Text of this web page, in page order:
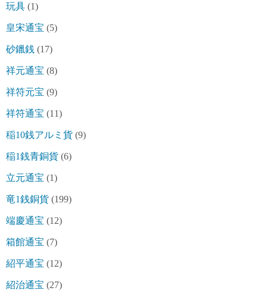
玩具 (1)
皇宋通宝 (5)
砂鑞銭 (17)
祥元通宝 (8)
祥符元宝 (9)
祥符通宝 (11)
稲10銭アルミ貨 (9)
稲1銭青銅貨 (6)
立元通宝 (1)
竜1銭銅貨 (199)
端慶通宝 (12)
箱館通宝 (7)
紹平通宝 (12)
紹治通宝 (27)